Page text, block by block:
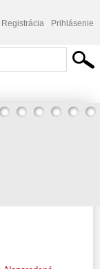
Registrácia Prihlásenie